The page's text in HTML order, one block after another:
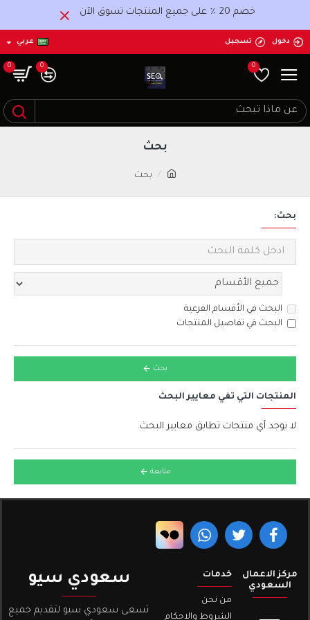
خصم 20 ٪ على جميع المنتجات تسوق الآن
دخول تسجيل عربي
0
0
0
بحث
بحث
بحث:
البحث في الأقسام الفرعية
البحث في تفاصيل المنتجات
بحث
المنتجات التي تفي معايير البحث
لا يوجد أي منتجات تطابق معايير البحث.
متابعة
مركز الاعمال
السعودي
خدمات
من نحن
الشروط والاحكام
سعودي سيو
تسعى سعودي سيو لتقديم جميع